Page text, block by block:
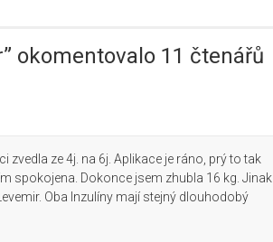
” okomentovalo 11 čtenářů
zvedla ze 4j. na 6j. Aplikace je ráno, prý to tak
spokojena. Dokonce jsem zhubla 16 kg. Jinak
Oba Inzulíny mají stejný dlouhodobý